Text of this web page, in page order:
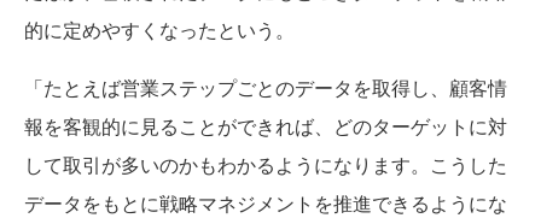
的に定めやすくなったという。
「たとえば営業ステップごとのデータを取得し、顧客情
報を客観的に見ることができれば、どのターゲットに対
して取引が多いのかもわかるようになります。こうした
データをもとに戦略マネジメントを推進できるようにな